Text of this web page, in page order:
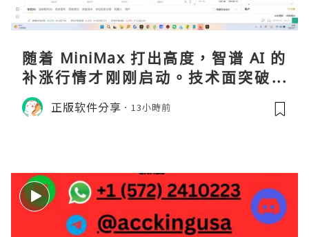
随着 MiniMax 打出高度，智谱 AI 的
补涨行情才刚刚启动。技术面突破在
即，基本面逻辑硬朗，目标先看 170，
顺势做多，在巨头上市潮来临前享受泡
正版软件分享 13小時前